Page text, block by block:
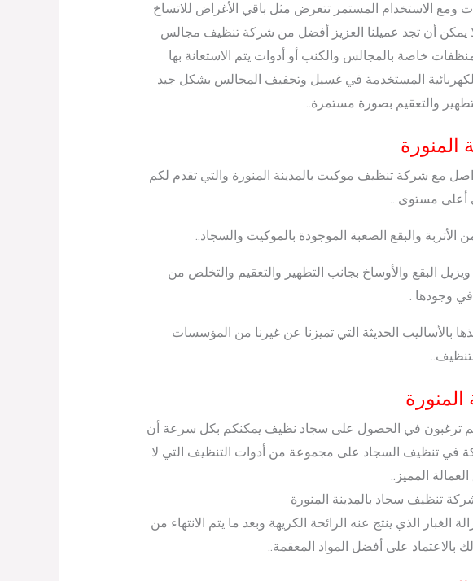
ومع الاستخدام المستمر تتعرض مثل باقي الأغراض للاتساخ
يمكن أن تجد عميلنا العزيز أفضل من شركة تنظيف مجالس
خاصة بالمجالس والكنب أو أدوات يتم الاستعانة بها
الكهربائية المستخدمة في غسيل وتجفيف المجالس بشكل جيد
والتعقيم بصورة مستمرة..
المنورة
مع شركة تنظيف موكيت بالمدينة المنورة والتي تقدم لكم
أعلى مستوى ..
والبقع الصعبة الموجودة بالموكيت والسجاد..
البقع والأوساخ بجانب التطهير والتعقيم والتخلص من
في وجودها .
بالأساليب الحديثة التي تميزنا عن غيرنا من المؤسسات
ترغبون في الحصول على سجاد نظيف يمكنكم بكل سرعة أن
في تنظيف السجاد على مجموعة من أدوات التنظيف التي لا
المميز..
تنظيف سجاد بالمدينة المنورة
الذي ينتج عنه الرائحة الكريهة وبعد ما يتم الانتهاء من
بالاعتماد على أفضل المواد المعقمة..